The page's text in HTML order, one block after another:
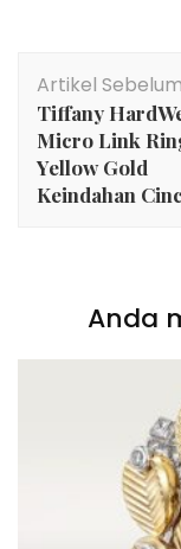
Navigasi
Artikel
Artikel
Tiffany
Micro Link
Yellow Gold
Keindahan
Anda